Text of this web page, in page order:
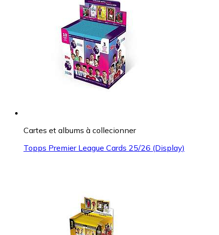
Cartes et albums à collecionner
Topps Premier League Cards 25/26 (Display)